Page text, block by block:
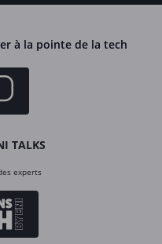
à la pointe de la tech
TALKS
experts